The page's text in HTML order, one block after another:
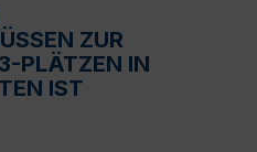
ZUR
PLÄTZEN IN
IST